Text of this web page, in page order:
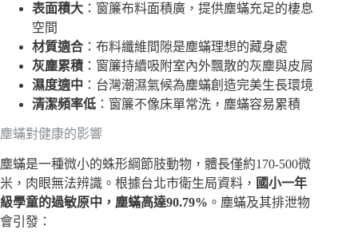
表面積大 ：窗簾布料面積廣，提供塵蟎充足的棲息
空間
材質適合 ：布料纖維間隙是塵蟎理想的藏身處
灰塵累積 ：窗簾持續吸附室內外飄散的灰塵與皮屑
濕度適中 ：台灣潮濕氣候為塵蟎創造完美生長環境
清潔頻率低 ：窗簾不像床單常洗，塵蟎容易累積
塵蟎對健康的影響
塵蟎是一種微小的蛛形綱節肢動物，體長僅約170-500微
米，肉眼無法辨識。根據台北市衛生局資料， 國小一年
級學童的過敏原中，塵蟎高達90.79% 。塵蟎及其排泄物
會引發：